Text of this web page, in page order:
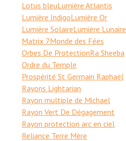
Lotus bleuLumière Atlantis
Lumière IndigoLumière Or
Lumière SolaireLumière Lunaire
Matrix 7Monde des Fées
Orbes De ProtectionRa Sheeba
Ordre du Temple
Prospérité St Germain Raphaël
Rayons Lightarian
Rayon multiple de Michael
Rayon Vert De Dégagement
Rayon protection arc en ciel
Reliance Terre Mère